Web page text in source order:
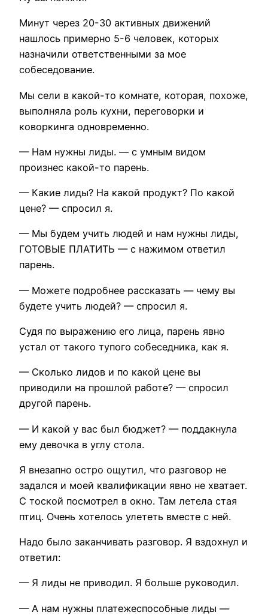
Минут через 20-30 активных движений
нашлось примерно 5-6 человек, которых
назначили ответственными за мое
собеседование.
Мы сели в какой-то комнате, которая, похоже,
выполняла роль кухни, переговорки и
коворкинга одновременно.
— Нам нужны лиды. — с умным видом
произнес какой-то парень.
— Какие лиды? На какой продукт? По какой
цене? — спросил я.
— Мы будем учить людей и нам нужны лиды,
ГОТОВЫЕ ПЛАТИТЬ — с нажимом ответил
парень.
— Можете подробнее рассказать — чему вы
будете учить людей? — спросил я.
Судя по выражению его лица, парень явно
устал от такого тупого собеседника, как я.
— Сколько лидов и по какой цене вы
приводили на прошлой работе? — спросил
другой парень.
— И какой у вас был бюджет? — поддакнула
ему девочка в углу стола.
Я внезапно остро ощутил, что разговор не
задался и моей квалификации явно не хватает.
С тоской посмотрел в окно. Там летела стая
птиц. Очень хотелось улететь вместе с ней.
Надо было заканчивать разговор. Я вздохнул и
ответил:
— Я лиды не приводил. Я больше руководил.
— А нам нужны платежеспособные лиды —